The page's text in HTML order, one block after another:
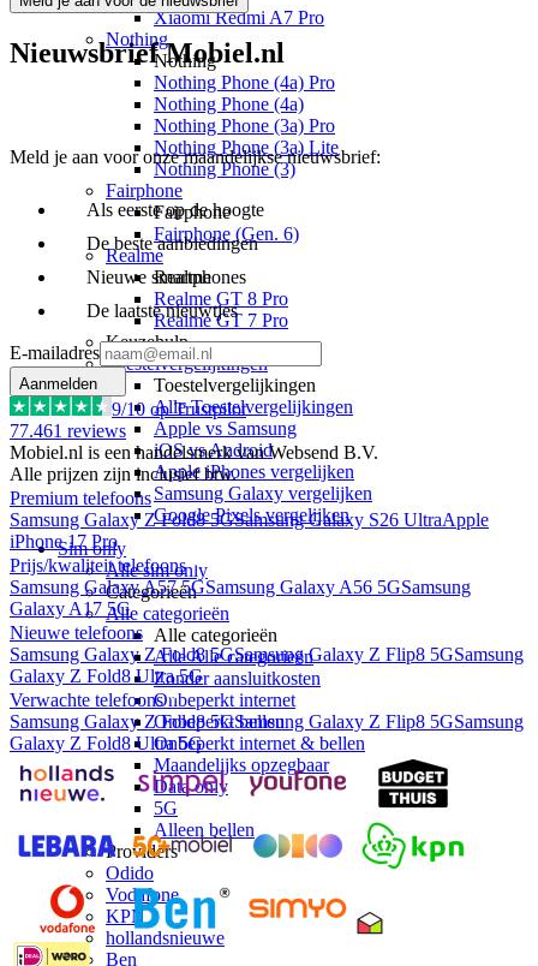
Xiaomi Redmi A7 Pro
Nothing
Nothing
Nothing Phone (4a) Pro
Nothing Phone (4a)
Nothing Phone (3a) Pro
Nothing Phone (3a) Lite
Nothing Phone (3)
Fairphone
Fairphone
Fairphone (Gen. 6)
Realme
Realme
Realme GT 8 Pro
Realme GT 7 Pro
Keuzehulp
Toestelvergelijkingen
Toestelvergelijkingen
Alle Toestelvergelijkingen
Apple vs Samsung
iOS vs Android
Apple iPhones vergelijken
Samsung Galaxy vergelijken
Google Pixels vergelijken
Sim only
Alle sim only
Categorieën
Alle categorieën
Alle categorieën
Alle Alle categorieën
Zonder aansluitkosten
Onbeperkt internet
Onbeperkt bellen
Onbeperkt internet & bellen
Maandelijks opzegbaar
Data only
5G
Alleen bellen
Providers
Odido
Vodafone
KPN
hollandsnieuwe
Ben
Nieuwsbrief Mobiel.nl
Meld je aan voor onze maandelijkse nieuwsbrief:
Als eerste op de hoogte
De beste aanbiedingen
Nieuwe smartphones
De laatste nieuwtjes
E-mailadres
Aanmelden
9/10 op Trustpilot
77.461 reviews
Mobiel.nl is een handelsmerk van Websend B.V.
Alle prijzen zijn inclusief btw.
Premium telefoons
Samsung Galaxy Z Fold8 5GSamsung Galaxy S26 UltraApple
iPhone 17 Pro
Prijs/kwaliteit telefoons
Samsung Galaxy A57 5GSamsung Galaxy A56 5GSamsung
Galaxy A17 5G
Nieuwe telefoons
Samsung Galaxy Z Fold8 5GSamsung Galaxy Z Flip8 5GSamsung
Galaxy Z Fold8 Ultra 5G
Verwachte telefoons
Samsung Galaxy Z Fold8 5GSamsung Galaxy Z Flip8 5GSamsung
Galaxy Z Fold8 Ultra 5G